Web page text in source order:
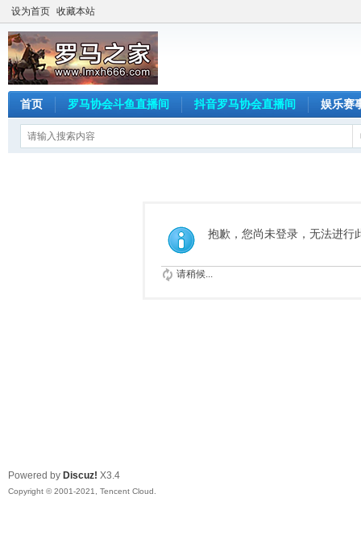
设为首页 收藏本站
首页 罗马协会斗鱼直播间 抖音罗马协会直播间 娱乐赛
抱歉，您尚未登录，无法进行
请稍候...
Powered by Discuz! X3.4
Copyright © 2001-2021, Tencent Cloud.